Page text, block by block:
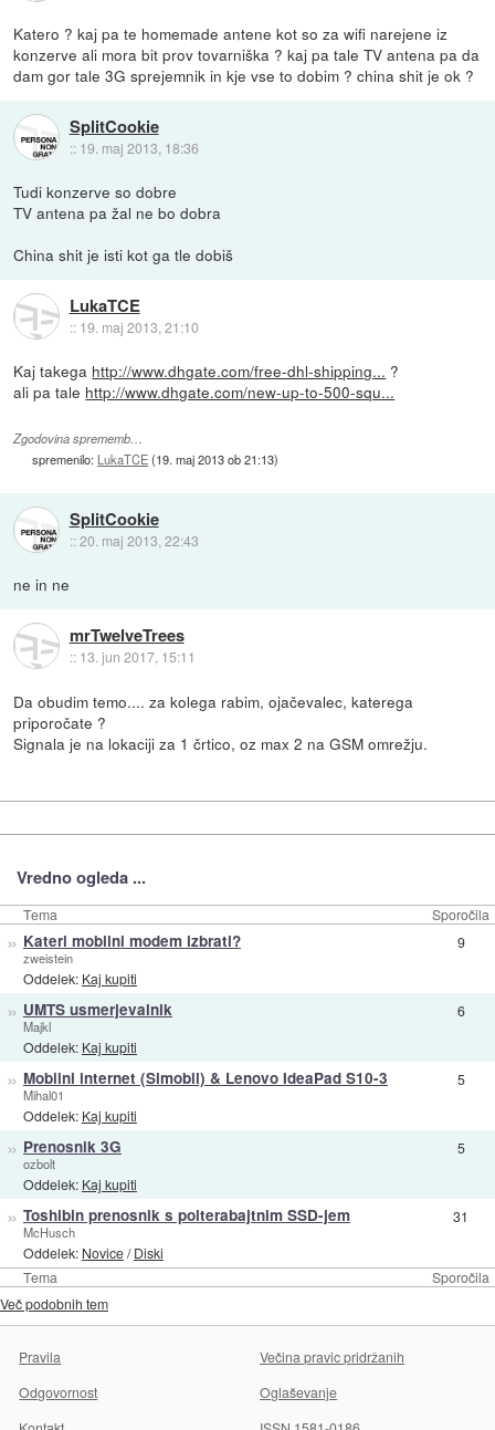
Katero ? kaj pa te homemade antene kot so za wifi narejene iz
konzerve ali mora bit prov tovarniška ? kaj pa tale TV antena pa da
dam gor tale 3G sprejemnik in kje vse to dobim ? china shit je ok ?
SplitCookie
:: 19. maj 2013, 18:36
Tudi konzerve so dobre
TV antena pa žal ne bo dobra
China shit je isti kot ga tle dobiš
LukaTCE
:: 19. maj 2013, 21:10
Kaj takega http://www.dhgate.com/free-dhl-shipping... ?
ali pa tale http://www.dhgate.com/new-up-to-500-squ...
Zgodovina sprememb…
spremenilo: LukaTCE(19. maj 2013 ob 21:13)
SplitCookie
::20. maj 2013, 22:43
ne in ne
mrTwelveTrees
:: 13. jun 2017, 15:11
Da obudim temo.... za kolega rabim, ojačevalec, katerega
priporočate ?
Signala je na lokaciji za 1 črtico, oz max 2 na GSM omrežju.
Vredno ogleda ...
Tema Sporočila
Tema Sporočila
» Kateri mobilni modem izbrati?
zweistein
Oddelek: Kaj kupiti
9
» UMTS usmerjevalnik
Majkl
Oddelek: Kaj kupiti
6
» Mobilni internet (Simobil) & Lenovo IdeaPad S10-3
Mihal01
Oddelek: Kaj kupiti
5
» Prenosnik 3G
ozbolt
Oddelek: Kaj kupiti
5
» Toshibin prenosnik s polterabajtnim SSD-jem
McHusch
Oddelek: Novice/Diski
31
Več podobnih tem
Pravila
Večina pravic pridržanih
Odgovornost
Oglaševanje